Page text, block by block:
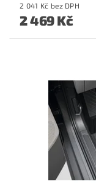
2 041 Kč bez DPH
2 469 Kč